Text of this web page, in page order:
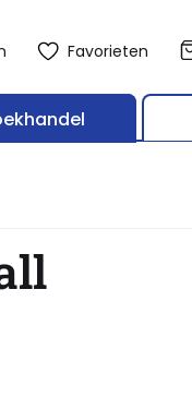
Favorieten